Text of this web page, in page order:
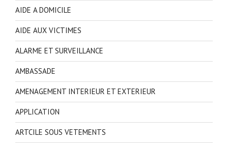
AIDE A DOMICILE
AIDE AUX VICTIMES
ALARME ET SURVEILLANCE
AMBASSADE
AMENAGEMENT INTERIEUR ET EXTERIEUR
APPLICATION
ARTCILE SOUS VETEMENTS